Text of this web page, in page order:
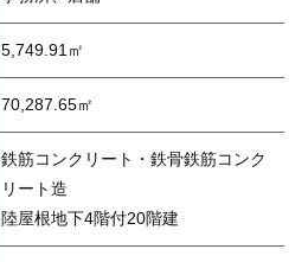
5,749.91㎡
70,287.65㎡
鉄筋コンクリート・鉄骨鉄筋コンク
リート造
陸屋根地下4階付20階建